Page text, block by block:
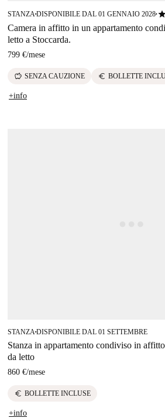
STANZA ■DISPONIBILE DAL 01 GENNAIO 2028■
Camera in affitto in un appartamento
letto a Stoccarda.
799 €/mese
savings SENZA CAUZIONE euro BOLLETTE
+info
STANZA■DISPONIBILE DAL 01 SETTEMBRE
Stanza in appartamento condiviso in
da letto
860 €/mese
euro BOLLETTE INCLUSE
+info